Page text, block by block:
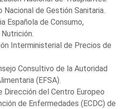
de Gestión Sanitaria.
Española de Consumo,
Interministerial de Precios de
Consultivo de la Autoridad
(EFSA).
Dirección del Centro Europeo
de Enfermedades (ECDC) de